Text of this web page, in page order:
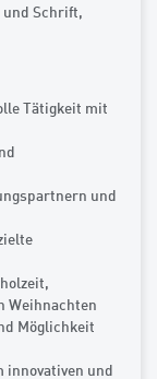
und Schrift,
Tätigkeit mit
und
Weihnachten
Möglichkeit
innovativen und